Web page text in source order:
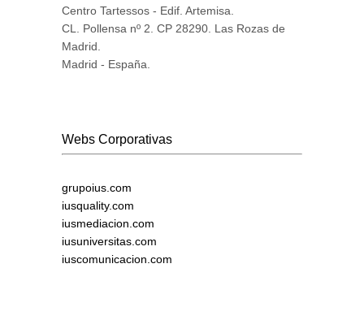
Centro Tartessos - Edif. Artemisa.
CL. Pollensa nº 2. CP 28290. Las Rozas de
Madrid.
Madrid - España.
Webs Corporativas
grupoius.com
iusquality.com
iusmediacion.com
iusuniversitas.com
iuscomunicacion.com